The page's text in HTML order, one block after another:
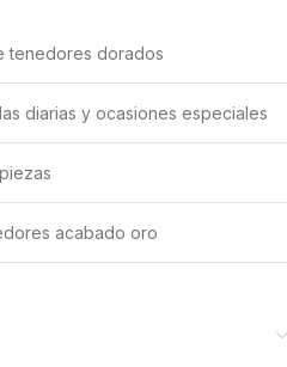
tenedores dorados
diarias y ocasiones especiales
acabado oro